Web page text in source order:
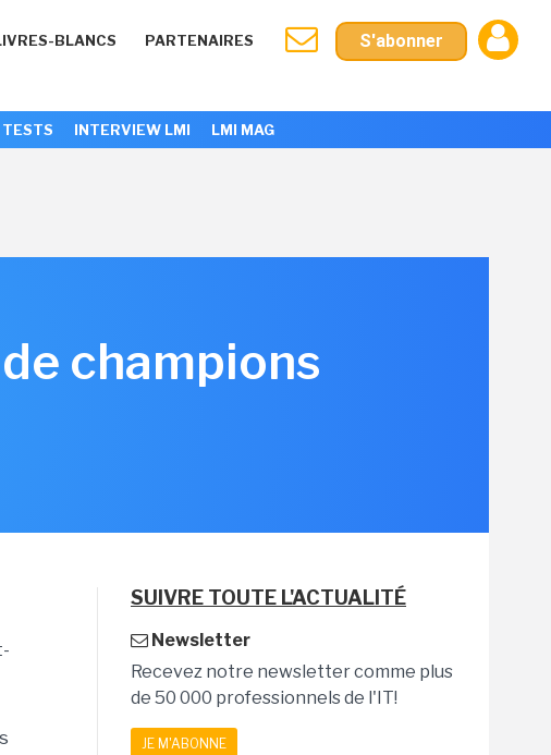
BLANCS PARTENAIRES S'abonner
TESTS INTERVIEW LMI LMI MAG
champions
SUIVRE TOUTE L'ACTUALITÉ
Newsletter
Recevez notre newsletter comme plus
de 50 000 professionnels de l'IT!
JE M'ABONNE